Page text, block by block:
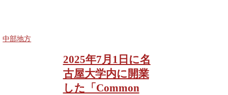
中部地方
2025年7月1日に名
古屋大学内に開業
した「Common